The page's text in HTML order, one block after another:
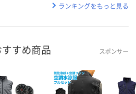
ランキングをもっと見る
すめ商品 スポンサー